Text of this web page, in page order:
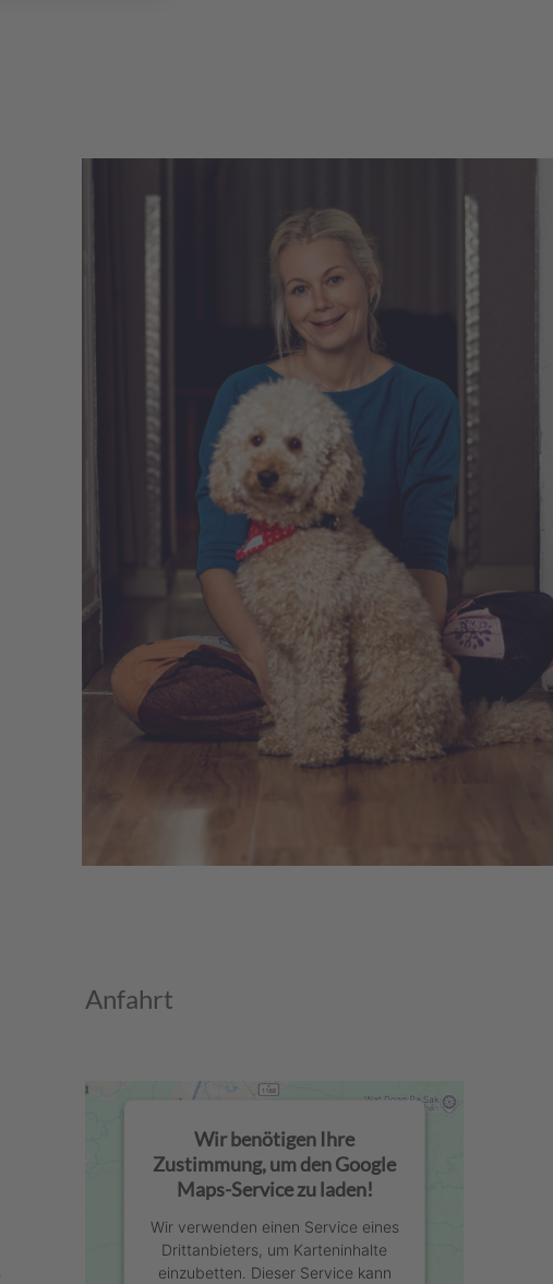
Anfahrt
Wir benötigen Ihre
Zustimmung, um den Google
Maps-Service zu laden!
Wir verwenden einen Service eines
Drittanbieters, um Karteninhalte
einzubetten. Dieser Service kann